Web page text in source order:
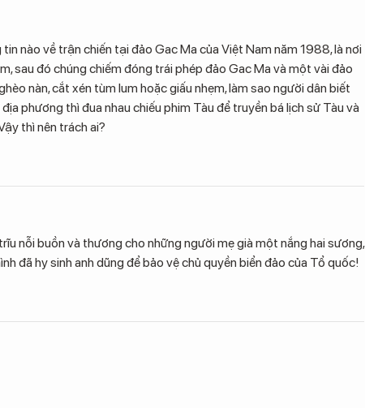
nào về trận chiến tại đảo Gac Ma của Việt Nam năm 1988, là nơi
sau đó chúng chiếm đóng trái phép đảo Gac Ma và một vài đảo
nàn, cắt xén tùm lum hoặc giấu nhẹm, làm sao người dân biết
phương thì đua nhau chiếu phim Tàu để truyền bá lịch sử Tàu và
thì nên trách ai?
nỗi buồn và thương cho những người mẹ già một nắng hai sương,
đã hy sinh anh dũng để bảo vệ chủ quyền biển đảo của Tổ quốc!